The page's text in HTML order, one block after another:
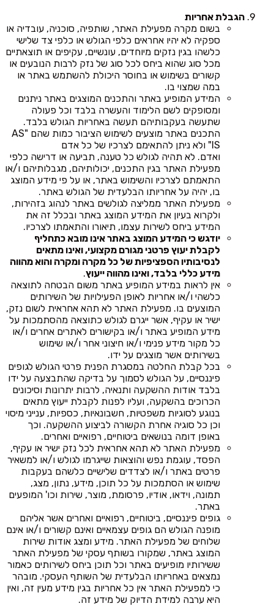
הגבלת אחריות
בשום מקרה מפעילת האתר, שותפיה, סוכניה, עובדיה או
ספקיה לא יהיו אחראים כלפי הגולש או כלפי צד שלישי
כלשהו בגין נזקים מיוחדים, עונשיים, עקיפים או תוצאתיים
מכל סוג שהוא ביחס לכל סוג של נזק לרבות הנובעים או
קשורים בשימוש או בחוסר היכולת להשתמש באתר או
במה שמצוי בו.
המידע המופיע באתר והתכנים המוצגים באתר ניתנים
ומסופקים לשם הלימוד והעשרה בלבד וכל פעולה
שתעשה בעקבותיהם תעשה באחריות הגולש בלבד.
התכנים באתר מוצעים לשימוש הציבור כמות שהם "AS
IS" ולא ניתן להתאימם לצרכיו של כל אדם
ואדם. לא תהיה לגולש כל טענה, תביעה או דרישה כלפי
מפעילת האתר בגין התכנים, יכולותיהם, מגבלותיהם ו/או
התאמתם לצרכיו והשימוש באתר, או על פי מידע המוצג
בו, יהיה על אחריותו הבלעדית של הגולש באתר.
מפעילת האתר ממליצה לגולשים באתר לנהוג בזהירות,
ולקרוא בעיון את המידע המוצג באתר ובכלל זה את
המידע ביחס לשירות עצמו, תיאורו והתאמתו לצרכיו.
יודגש כי המידע המוצג באתר אינו מובא כתחליף
לקבלת יעוץ פרטני מגורם מקצועי, ואינו מתאים
לנסיבותיו הספציפיות של כל מקרה ומקרה והוא מהווה
מידע כללי בלבד, ואינו מהווה ייעוץ.
אין לראות במידע המופיע באתר משום הבטחה לתוצאה
כלשהי ו/או אחריות לאופן הפעילויות של השירותים
המוצעים בו. מפעילת האתר לא תהא אחראית לשום נזק,
ישיר או עקיף, אשר ייגרם לגולש כתוצאה מהסתמכות על
מידע המופיע באתר ו/או בקישורים לאתרים אחרים ו/או
כל מקור מידע פנימי ו/או חיצוני אחר ו/או שימוש
בשירותים אשר מוצגים על ידו.
בכל קבלת החלטה במסגרת הפנית פרטי הגולש לגופים
פיננסיים, על הגולש לסמוך על בדיקה שהתבצעה על ידו
בלבד אודות ההשקעה ותנאיה, לרבות יתרונות וסיכונים
הכרוכים בהשקעה, ועליו לפנות לקבלת ייעוץ מתאים
בנוגע לסוגיות משפטיות, חשבונאיות, כספיות, ענייני מיסוי
וכן כל סוגיה אחרת הקשורה לביצוע ההשקעה. וכך
באופן דומה בנושאים ביטוחיים, רפואיים ואחרים.
מפעילת האתר לא תהא אחראית לכל נזק ישיר או עקיף,
הפסד, עוגמת נפש והוצאות שייגרמו לגולש ו/או למשאיר
פרטים באתר ו/או לצדדים שלישיים כלשהם בעקבות
שימוש או הסתמכות על כל תוכן, מידע, נתון, מצג,
תמונה, וידאו, אודיו, פרסומת, מוצר, שירות וכו' המופעים
באתר.
גופים פיננסיים, ביטוחיים, רפואיים ואחרים אשר אליהם
מופנה הגולש הם גופים עצמאיים ואינם קשורים ו/או אינם
שלוחים של מפעילת האתר. מידע ומצג אודות שירות
המוצג באתר, שמקורו בשותף עסקי של מפעילת האתר
ששירותיו מופיעים באתר וכל תוכן ביחס לשירותים כאמור
נמצאים באחריותו הבלעדית של השותף העסקי. מובהר
כי למפעילת האתר אין כל אחריות בגין מידע מעין זה, ואין
היא ערבה למידת הדיוק של מידע זה.